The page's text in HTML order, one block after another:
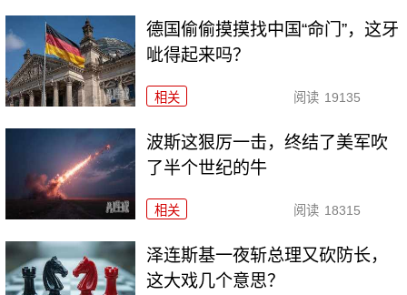
德国偷偷摸摸找中国“命门”，这牙
呲得起来吗？
相关 阅读 19135
波斯这狠厉一击，终结了美军吹
了半个世纪的牛
相关 阅读 18315
泽连斯基一夜斩总理又砍防长，
这大戏几个意思？